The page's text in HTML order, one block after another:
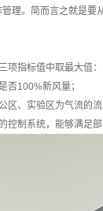
理。简而言之就是
项指标值中取最大值
否100%新风量；
区、实验区为气流的
控制系统，能够满足